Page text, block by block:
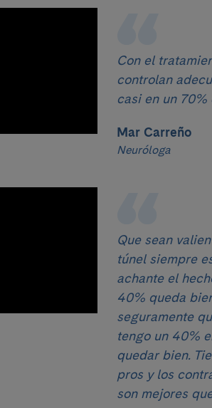
Con el
controlan
casi en un
Mar Carreño
Neuróloga
Que sean
túnel siempre
achante el
40% queda
seguramente
tengo un 40%
quedar bien.
pros y los
son mejores